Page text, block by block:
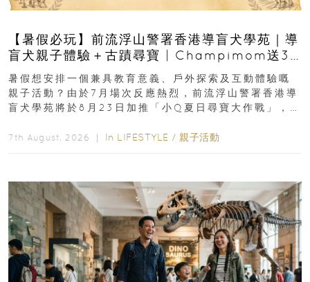
【暑假必玩】前流浮山警署香港導盲犬學苑｜導
盲犬親子體驗＋古蹟尋寶 | Champimom送3
組免費名額
暑假想安排一個兼具教育意義、戶外探索及互動體驗嘅
親子活動？由於7月場次反應熱烈，前流浮山警署香港導
盲犬學苑將於8月23日加推「小Q夏日尋寶大作戰」，家
7th August, 2026 ｜ In LIFESTYLE / 親子活動